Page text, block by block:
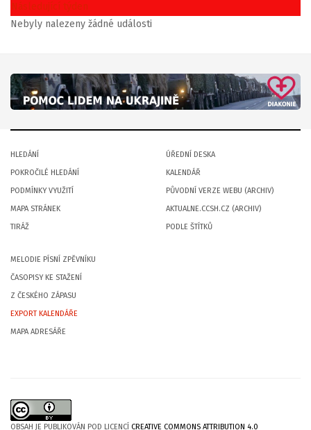
Následující týden
Nebyly nalezeny žádné události
HLEDÁNÍ
POKROČILÉ HLEDÁNÍ
PODMÍNKY VYUŽITÍ
MAPA STRÁNEK
TIRÁŽ
ÚŘEDNÍ DESKA
KALENDÁŘ
PŮVODNÍ VERZE WEBU (ARCHIV)
AKTUALNE.CCSH.CZ (ARCHIV)
PODLE ŠTÍTKŮ
MELODIE PÍSNÍ ZPĚVNÍKU
ČASOPISY KE STAŽENÍ
Z ČESKÉHO ZÁPASU
EXPORT KALENDÁŘE
MAPA ADRESÁŘE
OBSAH JE PUBLIKOVÁN POD LICENCÍ CREATIVE COMMONS ATTRIBUTION 4.0